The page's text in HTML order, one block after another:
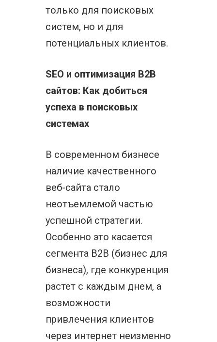
только для поисковых
систем, но и для
потенциальных клиентов.
SEO и оптимизация B2B
сайтов: Как добиться
успеха в поисковых
системах
В современном бизнесе
наличие качественного
веб-сайта стало
неотъемлемой частью
успешной стратегии.
Особенно это касается
сегмента B2B (бизнес для
бизнеса), где конкуренция
растет с каждым днем, а
возможности
привлечения клиентов
через интернет неизменно